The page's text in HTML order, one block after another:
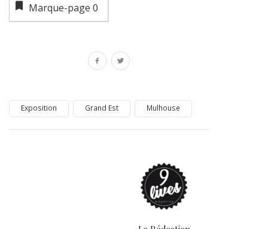
Marque-page 0
Exposition Grand Est Mulhouse